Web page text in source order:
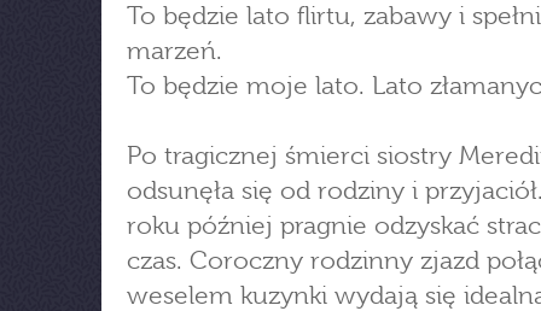
To będzie lato flirtu, zabawy i
marzeń.
To będzie moje lato. Lato
Po tragicznej śmierci siostry
odsunęła się od rodziny i
roku później pragnie odzyskać
czas. Coroczny rodzinny zjazd
weselem kuzynki wydają się